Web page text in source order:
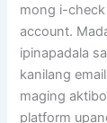
mong i-
account.
ipinapadala
kanilang
maging
platform